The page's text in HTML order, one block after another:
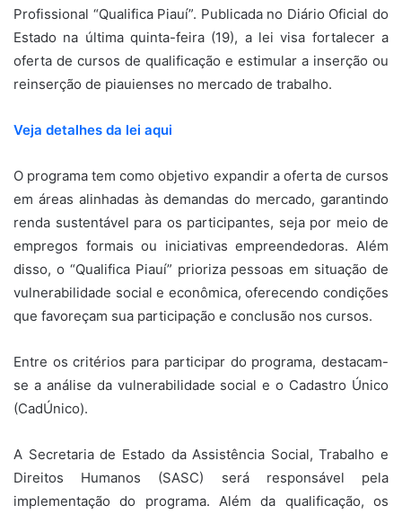
Profissional “Qualifica Piauí”. Publicada no Diário Oficial do
Estado na última quinta-feira (19), a lei visa fortalecer a
oferta de cursos de qualificação e estimular a inserção ou
reinserção de piauienses no mercado de trabalho.
Veja detalhes da lei aqui
O programa tem como objetivo expandir a oferta de cursos
em áreas alinhadas às demandas do mercado, garantindo
renda sustentável para os participantes, seja por meio de
empregos formais ou iniciativas empreendedoras. Além
disso, o “Qualifica Piauí” prioriza pessoas em situação de
vulnerabilidade social e econômica, oferecendo condições
que favoreçam sua participação e conclusão nos cursos.
Entre os critérios para participar do programa, destacam-
se a análise da vulnerabilidade social e o Cadastro Único
(CadÚnico).
A Secretaria de Estado da Assistência Social, Trabalho e
Direitos Humanos (SASC) será responsável pela
implementação do programa. Além da qualificação, os